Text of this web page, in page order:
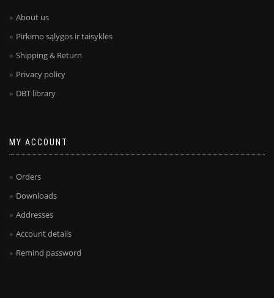
About us
Pirkimo sąlygos ir taisyklės
Shipping & Return
Privacy policy
DBT library
MY ACCOUNT
Orders
Downloads
Addresses
Account details
Remind password